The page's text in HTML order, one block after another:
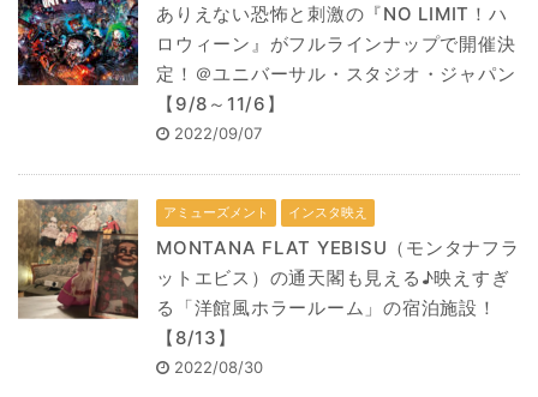
ありえない恐怖と刺激の『NO LIMIT！ハ
ロウィーン』がフルラインナップで開催決
定！＠ユニバーサル・スタジオ・ジャパン
【9/8～11/6】
2022/09/07
アミューズメント インスタ映え
MONTANA FLAT YEBISU（モンタナフラ
ットエビス）の通天閣も見える♪映えすぎ
る「洋館風ホラールーム」の宿泊施設！
【8/13】
2022/08/30